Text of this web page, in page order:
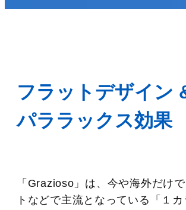
フラットデザイン
パララックス効果
「Grazioso」は、今や海外だけ
トなどで主流となっている「１